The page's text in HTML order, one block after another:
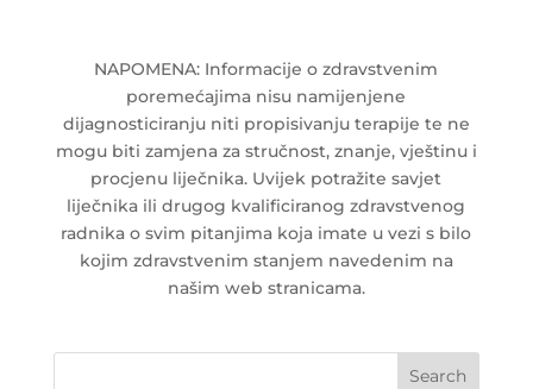
NAPOMENA: Informacije o zdravstvenim
poremećajima nisu namijenjene
dijagnosticiranju niti propisivanju terapije te ne
mogu biti zamjena za stručnost, znanje, vještinu i
procjenu liječnika. Uvijek potražite savjet
liječnika ili drugog kvalificiranog zdravstvenog
radnika o svim pitanjima koja imate u vezi s bilo
kojim zdravstvenim stanjem navedenim na
našim web stranicama.